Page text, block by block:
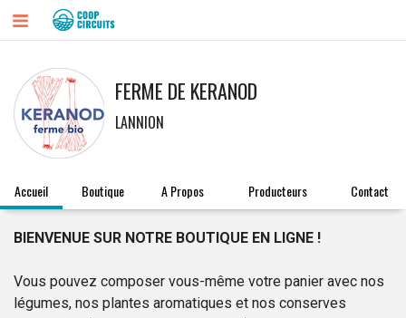
FERME DE KERANOD
LANNION
Accueil Boutique A Propos Producteurs Contact
BIENVENUE SUR NOTRE BOUTIQUE EN LIGNE !
Vous pouvez composer vous-même votre panier avec nos
légumes, nos plantes aromatiques et nos conserves